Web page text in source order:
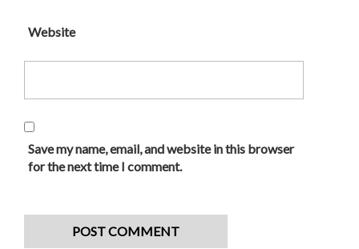
Website
Save my name, email, and website in this browser
for the next time I comment.